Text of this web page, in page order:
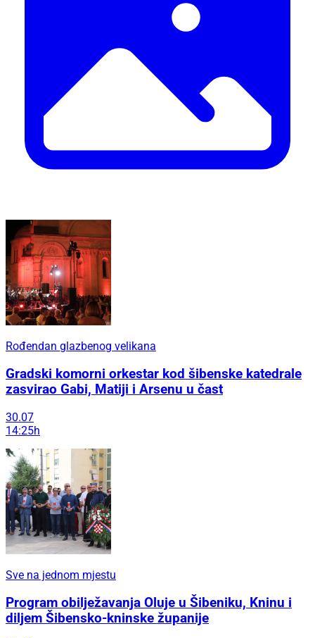
Rođendan glazbenog velikana
Gradski komorni orkestar kod šibenske katedrale
zasvirao Gabi, Matiji i Arsenu u čast
30.07
14:25h
Sve na jednom mjestu
Program obilježavanja Oluje u Šibeniku, Kninu i
diljem Šibensko-kninske županije